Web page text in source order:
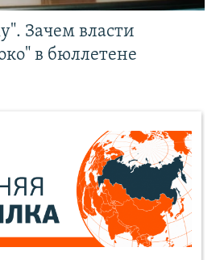
Зачем власти
в бюллетене